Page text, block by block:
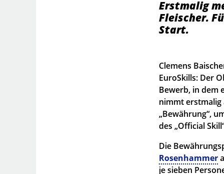
Erstmalig
Fleischer.
Start.
Clemens
EuroSkills: Der
Bewerb, in dem
nimmt erstmalig
„Bewährung“,
des „Official
Die
Rosenhammer
je sieben